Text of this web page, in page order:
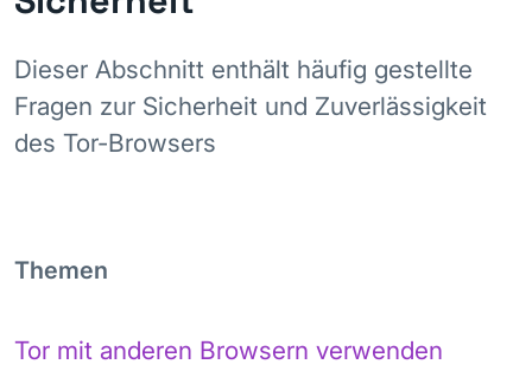
Dieser Abschnitt enthält häufig gestellte
Fragen zur Sicherheit und Zuverlässigkeit
des Tor-Browsers
Themen
Tor mit anderen Browsern verwenden